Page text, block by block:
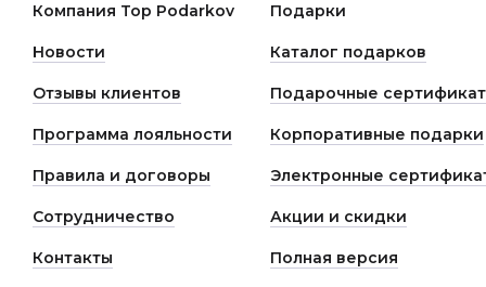
Компания Top Podarkov Подарки
Новости Каталог подарков
Отзывы клиентов Подарочные
Программа лояльности Корпоративные подарки
Правила и договоры Электронные
Сотрудничество Акции и скидки
Контакты Полная версия